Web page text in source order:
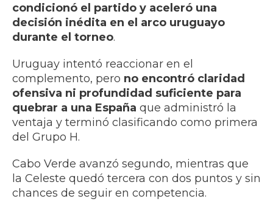
condicionó el partido y aceleró una
decisión inédita en el arco uruguayo
durante el torneo.
Uruguay intentó reaccionar en el
complemento, pero no encontró claridad
ofensiva ni profundidad suficiente para
quebrar a una España que administró la
ventaja y terminó clasificando como primera
del Grupo H.
Cabo Verde avanzó segundo, mientras que
la Celeste quedó tercera con dos puntos y sin
chances de seguir en competencia.